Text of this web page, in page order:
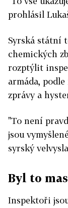
prohlásil
Syrská státní
chemických
rozptýlit
armáda,
zprávy a
"To není
jsou
syrský
Byl to
Inspektoři